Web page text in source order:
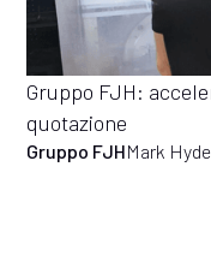
Gruppo FJH:
quotazione
Gruppo FJHMark Hyde